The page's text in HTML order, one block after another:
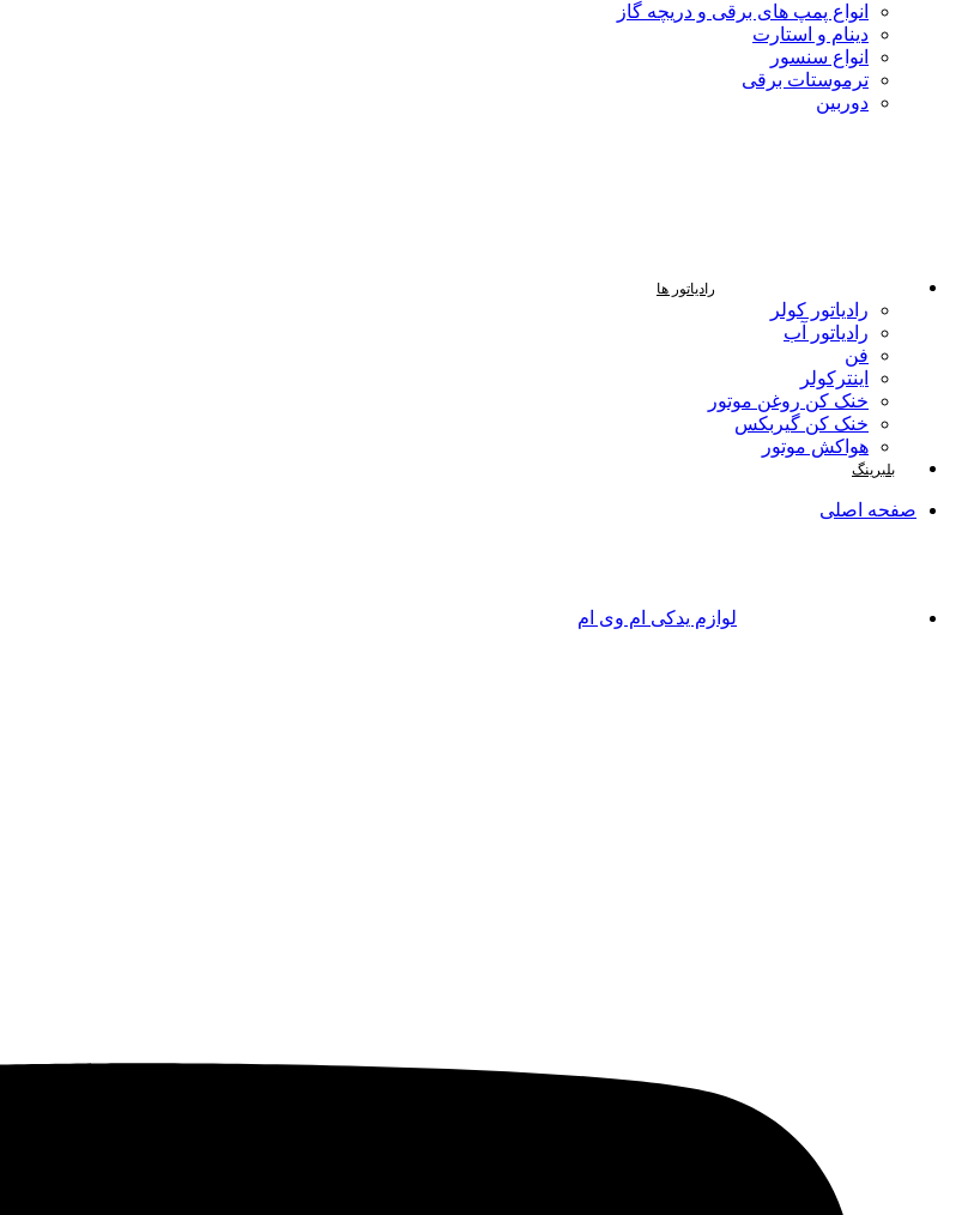
انواع پمپ های برقی و دریچه گاز
دینام و استارت
انواع سنسور
ترموستات برقی
دوربین
رادیاتور ها
رادیاتور کولر
رادیاتور آب
فن
اینترکولر
خنک کن روغن موتور
خنک کن گیربکس
هواکش موتور
بلبرینگ
صفحه اصلی
لوازم یدکی ام وی ام